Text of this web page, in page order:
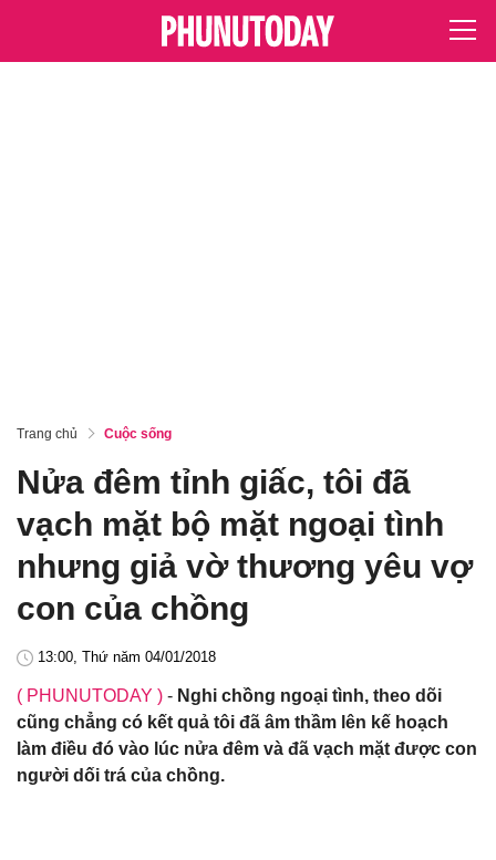
Trang chủ Cuộc sống
Nửa đêm tỉnh giấc, tôi đã
vạch mặt bộ mặt ngoại tình
nhưng giả vờ thương yêu vợ
con của chồng
13:00, Thứ năm 04/01/2018
( PHUNUTODAY ) - Nghi chồng ngoại tình, theo dõi
cũng chẳng có kết quả tôi đã âm thầm lên kế hoạch
làm điều đó vào lúc nửa đêm và đã vạch mặt được con
người dối trá của chồng.